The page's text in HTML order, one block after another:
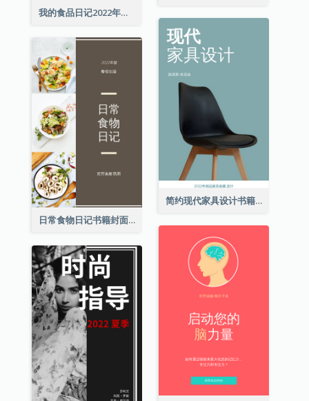
我的食品日记2022年书籍封面
简约现代家具设计书籍封面
日常食物日记书籍封面